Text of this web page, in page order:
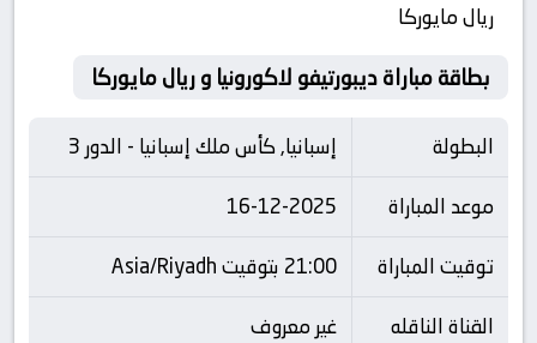
ريال مايوركا
بطاقة مباراة ديبورتيفو لاكورونيا و ريال مايوركا
البطولة
إسبانيا, كأس ملك إسبانيا - الدور 3
موعد المباراة
16-12-2025
توقيت المباراة
21:00 بتوقيت Asia/Riyadh
القناة الناقله
غير معروف